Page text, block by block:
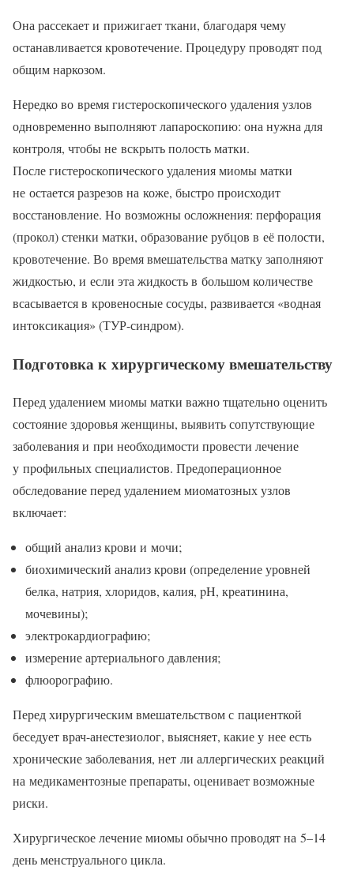
Она рассекает и прижигает ткани, благодаря чему
останавливается кровотечение. Процедуру проводят под
общим наркозом.
Нередко во время гистероскопического удаления узлов
одновременно выполняют лапароскопию: она нужна для
контроля, чтобы не вскрыть полость матки.
После гистероскопического удаления миомы матки
не остается разрезов на коже, быстро происходит
восстановление. Но возможны осложнения: перфорация
(прокол) стенки матки, образование рубцов в её полости,
кровотечение. Во время вмешательства матку заполняют
жидкостью, и если эта жидкость в большом количестве
всасывается в кровеносные сосуды, развивается «водная
интоксикация» (ТУР-синдром).
Подготовка к хирургическому вмешательству
Перед удалением миомы матки важно тщательно оценить
состояние здоровья женщины, выявить сопутствующие
заболевания и при необходимости провести лечение
у профильных специалистов. Предоперационное
обследование перед удалением миоматозных узлов
включает:
общий анализ крови и мочи;
биохимический анализ крови (определение уровней
белка, натрия, хлоридов, калия, pH, креатинина,
мочевины);
электрокардиографию;
измерение артериального давления;
флюорографию.
Перед хирургическим вмешательством с пациенткой
беседует врач-анестезиолог, выясняет, какие у нее есть
хронические заболевания, нет ли аллергических реакций
на медикаментозные препараты, оценивает возможные
риски.
Хирургическое лечение миомы обычно проводят на 5–14
день менструального цикла.